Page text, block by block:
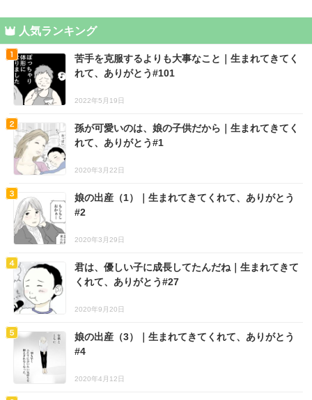
人気ランキング
苦手を克服するよりも大事なこと｜生まれてきてく
れて、ありがとう#101
2022年5月19日
孫が可愛いのは、娘の子供だから｜生まれてきてく
れて、ありがとう#1
2020年3月22日
娘の出産（1）｜生まれてきてくれて、ありがとう
#2
2020年3月29日
君は、優しい子に成長してたんだね｜生まれてきて
くれて、ありがとう#27
2020年9月20日
娘の出産（3）｜生まれてきてくれて、ありがとう
#4
2020年4月12日